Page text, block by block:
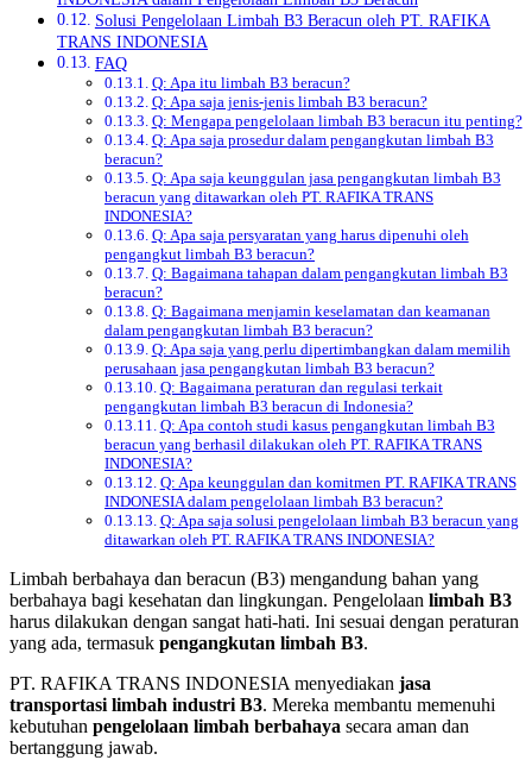
Solusi Pengelolaan Limbah B3 Beracun oleh PT. RAFIKA
TRANS INDONESIA
FAQ
Q: Apa itu limbah B3 beracun?
Q: Apa saja jenis-jenis limbah B3 beracun?
Q: Mengapa pengelolaan limbah B3 beracun itu penting?
Q: Apa saja prosedur dalam pengangkutan limbah B3
beracun?
Q: Apa saja keunggulan jasa pengangkutan limbah B3
beracun yang ditawarkan oleh PT. RAFIKA TRANS
INDONESIA?
Q: Apa saja persyaratan yang harus dipenuhi oleh
pengangkut limbah B3 beracun?
Q: Bagaimana tahapan dalam pengangkutan limbah B3
beracun?
Q: Bagaimana menjamin keselamatan dan keamanan
dalam pengangkutan limbah B3 beracun?
Q: Apa saja yang perlu dipertimbangkan dalam memilih
perusahaan jasa pengangkutan limbah B3 beracun?
Q: Bagaimana peraturan dan regulasi terkait
pengangkutan limbah B3 beracun di Indonesia?
Q: Apa contoh studi kasus pengangkutan limbah B3
beracun yang berhasil dilakukan oleh PT. RAFIKA TRANS
INDONESIA?
Q: Apa keunggulan dan komitmen PT. RAFIKA TRANS
INDONESIA dalam pengelolaan limbah B3 beracun?
Q: Apa saja solusi pengelolaan limbah B3 beracun yang
ditawarkan oleh PT. RAFIKA TRANS INDONESIA?
Limbah berbahaya dan beracun (B3) mengandung bahan yang
berbahaya bagi kesehatan dan lingkungan. Pengelolaan limbah B3
harus dilakukan dengan sangat hati-hati. Ini sesuai dengan peraturan
yang ada, termasuk pengangkutan limbah B3.
PT. RAFIKA TRANS INDONESIA menyediakan jasa
transportasi limbah industri B3. Mereka membantu memenuhi
kebutuhan pengelolaan limbah berbahaya secara aman dan
bertanggung jawab.